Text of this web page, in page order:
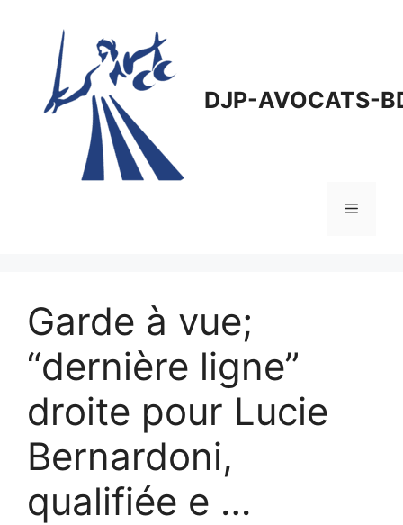
DJP-AVOCATS-
Menu
Garde à vue;
“dernière ligne”
droite pour Lucie
Bernardoni,
qualifiée e …